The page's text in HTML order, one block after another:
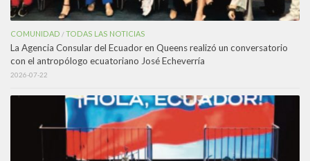
COMUNIDAD /TODAS LAS NOTICIAS
La Agencia Consular del Ecuador en Queens realizó un conversatorio
con el antropólogo ecuatoriano José Echeverría
2026-07-22